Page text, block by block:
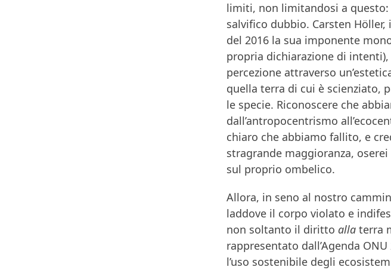
limiti, non limitandosi a questo:
salvifico dubbio. Carsten
del 2016 la sua imponente
propria dichiarazione di
percezione attraverso
quella terra di cui è scienziato,
le specie. Riconoscere che
dall’antropocentrismo
chiaro che abbiamo fallito, e
stragrande maggioranza,
sul proprio ombelico.
Allora, in seno al nostro
laddove il corpo violato e
non soltanto il diritto alla terra
rappresentato dall’Agenda
l’uso sostenibile degli